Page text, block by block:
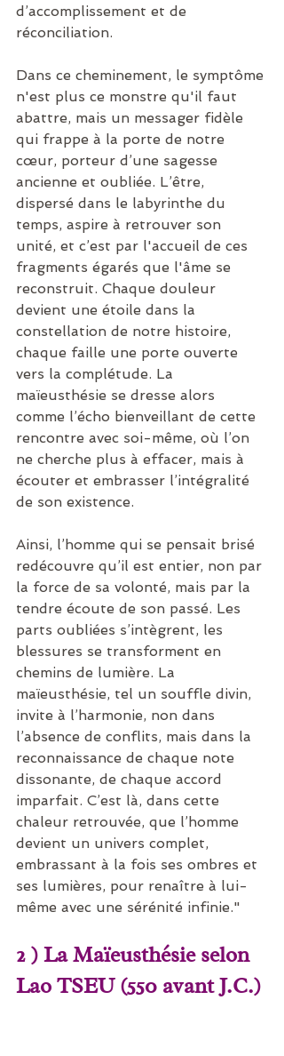
d’accomplissement et de
réconciliation.
Dans ce cheminement, le symptôme
n'est plus ce monstre qu'il faut
abattre, mais un messager fidèle
qui frappe à la porte de notre
cœur, porteur d’une sagesse
ancienne et oubliée. L’être,
dispersé dans le labyrinthe du
temps, aspire à retrouver son
unité, et c’est par l'accueil de ces
fragments égarés que l'âme se
reconstruit. Chaque douleur
devient une étoile dans la
constellation de notre histoire,
chaque faille une porte ouverte
vers la complétude. La
maïeusthésie se dresse alors
comme l’écho bienveillant de cette
rencontre avec soi-même, où l’on
ne cherche plus à effacer, mais à
écouter et embrasser l’intégralité
de son existence.
Ainsi, l’homme qui se pensait brisé
redécouvre qu’il est entier, non par
la force de sa volonté, mais par la
tendre écoute de son passé. Les
parts oubliées s’intègrent, les
blessures se transforment en
chemins de lumière. La
maïeusthésie, tel un souffle divin,
invite à l’harmonie, non dans
l’absence de conflits, mais dans la
reconnaissance de chaque note
dissonante, de chaque accord
imparfait. C’est là, dans cette
chaleur retrouvée, que l’homme
devient un univers complet,
embrassant à la fois ses ombres et
ses lumières, pour renaître à lui-
même avec une sérénité infinie."
2 ) La Maïeusthésie selon
Lao TSEU (550 avant J.C.)